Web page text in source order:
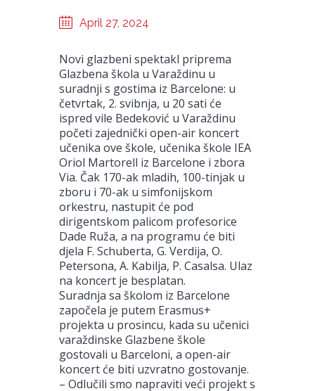
April 27, 2024
Novi glazbeni spektakl priprema
Glazbena škola u Varaždinu u
suradnji s gostima iz Barcelone: u
četvrtak, 2. svibnja, u 20 sati će
ispred vile Bedeković u Varaždinu
početi zajednički open-air koncert
učenika ove škole, učenika škole IEA
Oriol Martorell iz Barcelone i zbora
Via. Čak 170-ak mladih, 100-tinjak u
zboru i 70-ak u simfonijskom
orkestru, nastupit će pod
dirigentskom palicom profesorice
Dade Ruža, a na programu će biti
djela F. Schuberta, G. Verdija, O.
Petersona, A. Kabilja, P. Casalsa. Ulaz
na koncert je besplatan.
Suradnja sa školom iz Barcelone
započela je putem Erasmus+
projekta u prosincu, kada su učenici
varaždinske Glazbene škole
gostovali u Barceloni, a open-air
koncert će biti uzvratno gostovanje.
– Odlučili smo napraviti veći projekt s